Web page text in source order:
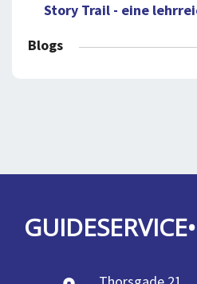
Story Trail - eine
Blogs